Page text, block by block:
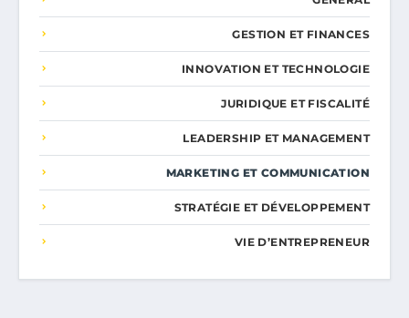
GESTION ET FINANCES
INNOVATION ET TECHNOLOGIE
JURIDIQUE ET FISCALITÉ
LEADERSHIP ET MANAGEMENT
MARKETING ET COMMUNICATION
STRATÉGIE ET DÉVELOPPEMENT
VIE D’ENTREPRENEUR